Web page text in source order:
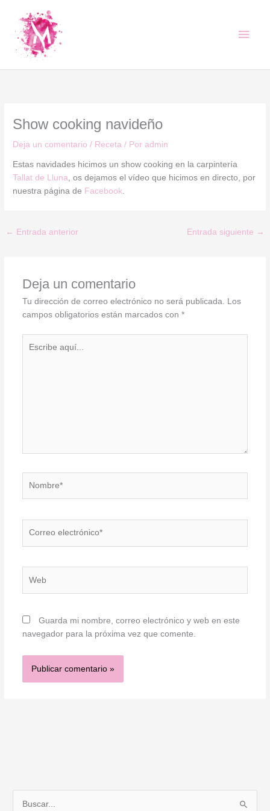
contenido
Show cooking navideño
Deja un comentario / Receta / Poradmin
Estas navidades hicimos un show cooking en la carpintería
Tallat de Lluna, os dejamos el vídeo que hicimos en directo, por
nuestra página de Facebook.
← Entrada anterior Entrada siguiente →
Deja un comentario
Tu dirección de correo electrónico no será publicada. Los
campos obligatorios están marcados con *
aquí...
Guarda mi nombre, correo electrónico y web en este
navegador para la próxima vez que comente.